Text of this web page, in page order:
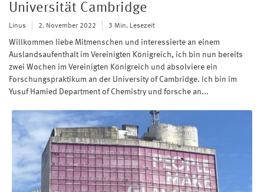
Universität Cambridge
Linus 2. November 2022 3 Min. Lesezeit
Willkommen liebe Mitmenschen und interessierte an einem
Auslandsaufenthalt im Vereinigten Königreich, ich bin nun bereits
zwei Wochen im Vereinigten Königreich und absolviere ein
Forschungspraktikum an der University of Cambridge. Ich bin im
Yusuf Hamied Department of Chemistry und forsche an...